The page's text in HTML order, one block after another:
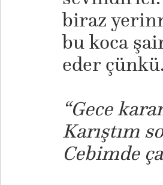
biraz
bu koca
eder çünkü.
“Gece
Karıştım
Cebimde